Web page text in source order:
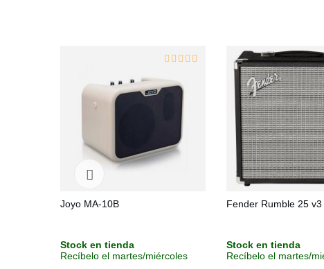
Joyo MA-10B
Stock en tienda
Recíbelo el martes/miércoles
Fender Rumble 25 v3
Stock en tienda
Recíbelo el martes/